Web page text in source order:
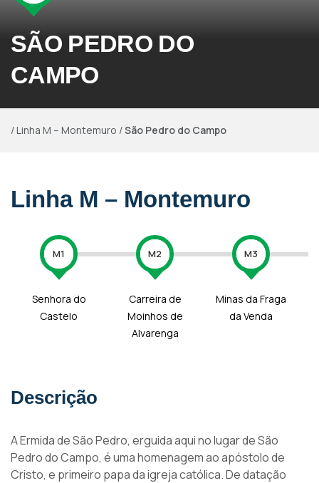
SÃO PEDRO DO
CAMPO
/Linha M – Montemuro /São Pedro do Campo
Linha M – Montemuro
M1
Senhora do
Castelo
M2
Carreira de
Moinhos de
Alvarenga
M3
Minas da Fraga
da Venda
Descrição
A Ermida de São Pedro, erguida aqui no lugar de São
Pedro do Campo, é uma homenagem ao apóstolo de
Cristo, e primeiro papa da igreja católica. De datação